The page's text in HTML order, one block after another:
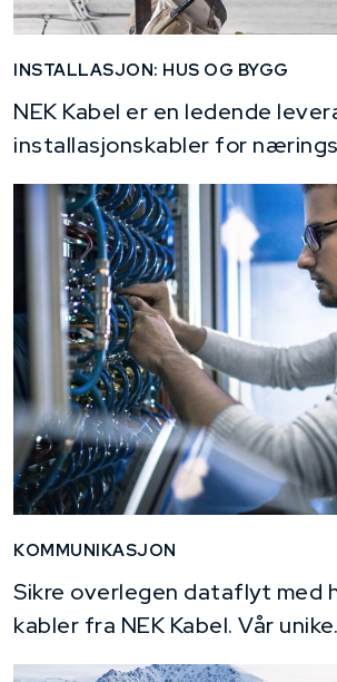
INSTALLASJON: HUS OG BYGG
NEK Kabel er en ledende
installasjonskabler for
KOMMUNIKASJON
Sikre overlegen dataflyt med
kabler fra NEK Kabel. Vår